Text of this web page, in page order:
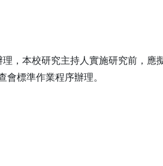
，本校研究主持人實施研究前，應
標準作業程序辦理。